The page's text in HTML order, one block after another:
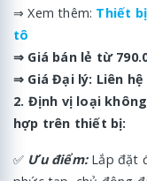
⇒ Xem thêm: Thiết
tô
⇒ Giá bán lẻ từ
⇒ Giá Đại lý: Liên
2. Định vị loại
hợp trên thiết bị:
✅ Ưu điểm:Lắp đặt